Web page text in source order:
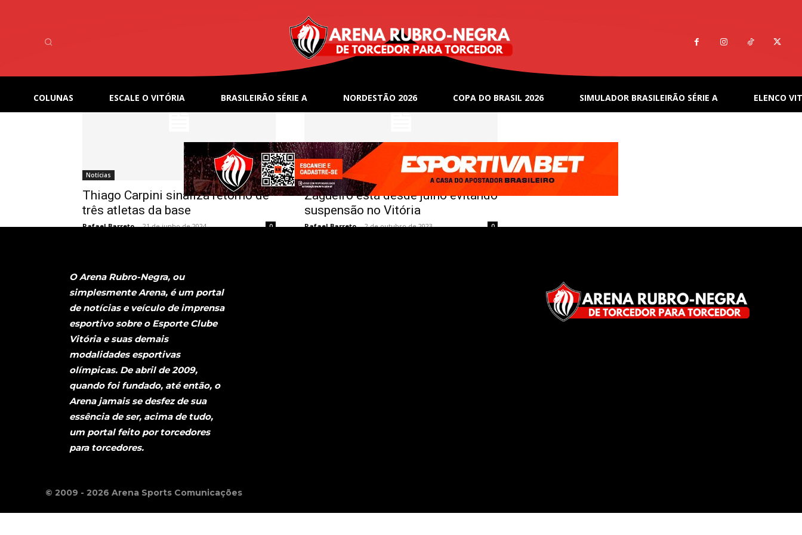
COLUNAS ESCALE O VITÓRIA BRASILEIRÃO SÉRIE A NORDESTÃO 2026 COPA DO BRASIL 2026 SIMULADOR BRASILEIRÃO SÉRIE A ELENCO
Notícias
Thiago Carpini sinaliza retorno de
três atletas da base
Rafael Barreto - 21 de junho de 2024 0
Notícias
Zagueiro está desde julho evitando
suspensão no Vitória
Rafael Barreto - 2 de outubro de 2023 0
O Arena Rubro-Negra, ou
simplesmente Arena, é um portal
de notícias e veículo de imprensa
esportivo sobre o Esporte Clube
Vitória e suas demais
modalidades esportivas
olímpicas. De abril de 2009,
quando foi fundado, até então, o
Arena jamais se desfez de sua
essência de ser, acima de tudo,
um portal feito por torcedores
para torcedores.
© 2009 - 2026 Arena Sports Comunicações